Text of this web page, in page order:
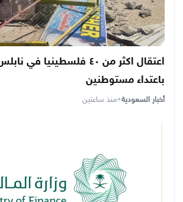
باعتداء مستوطنين
أخبار السعودية•منذ ساعتين